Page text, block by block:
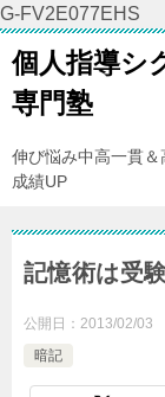
G-FV2E077EHS
個人指導シ
専門塾
伸び悩み中高一貫
成績UP
記憶術は受
公開日： 2013/02/03
暗記